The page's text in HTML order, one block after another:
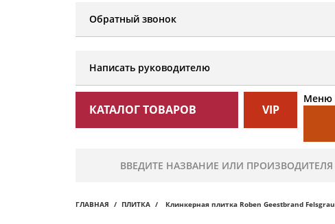
Обратный звонок
Написать руководителю
КАТАЛОГ ТОВАРОВ VIP
Меню
ГЛАВНАЯ ПЛИТКА Клинкерная плитка Roben Geestbrand Felsgrau